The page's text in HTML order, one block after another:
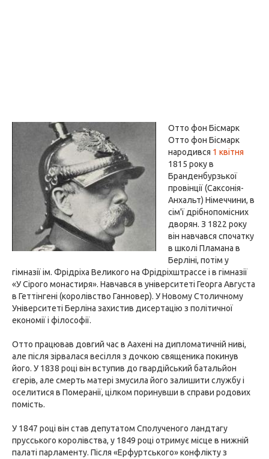
Отто фон Бісмарк
Отто фон Бісмарк
народився 1 квітня
1815 року в
Бранденбурзької
провінції (Саксонія-
Анхальт) Німеччини, в
сім'ї дрібнопомісних
дворян. З 1822 року
він навчався спочатку
в школі Пламана в
Берліні, потім у
гімназії ім. Фрідріха Великого на Фрідріхштрассе і в гімназії
«У Сірого монастиря». Навчався в університеті Георга Августа
в Геттінгені (королівство Ганновер). У Новому Столичному
Університеті Берліна захистив дисертацію з політичної
економії і філософії.
Отто працював довгий час в Аахені на дипломатичній ниві,
але після зірвалася весілля з дочкою священика покинув
його. У 1838 році він вступив до гвардійський батальйон
єгерів, але смерть матері змусила його залишити службу і
оселитися в Померанії, цілком поринувши в справи родових
помість.
У 1847 році він став депутатом Сполученого ландтагу
прусського королівства, у 1849 році отримує місце в нижній
палаті парламенту. Після «Ерфуртського» конфлікту з